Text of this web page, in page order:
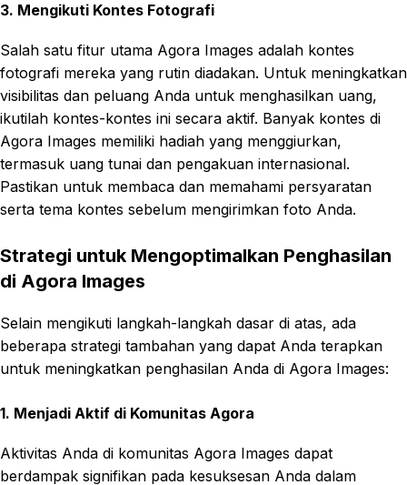
3. Mengikuti Kontes Fotografi
Salah satu fitur utama Agora Images adalah kontes
fotografi mereka yang rutin diadakan. Untuk meningkatkan
visibilitas dan peluang Anda untuk menghasilkan uang,
ikutilah kontes-kontes ini secara aktif. Banyak kontes di
Agora Images memiliki hadiah yang menggiurkan,
termasuk uang tunai dan pengakuan internasional.
Pastikan untuk membaca dan memahami persyaratan
serta tema kontes sebelum mengirimkan foto Anda.
Strategi untuk Mengoptimalkan Penghasilan
di Agora Images
Selain mengikuti langkah-langkah dasar di atas, ada
beberapa strategi tambahan yang dapat Anda terapkan
untuk meningkatkan penghasilan Anda di Agora Images:
1. Menjadi Aktif di Komunitas Agora
Aktivitas Anda di komunitas Agora Images dapat
berdampak signifikan pada kesuksesan Anda dalam